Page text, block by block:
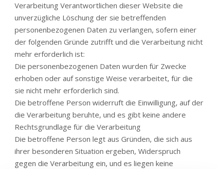
Verarbeitung Verantwortlichen dieser Website die
unverzügliche Löschung der sie betreffenden
personenbezogenen Daten zu verlangen, sofern einer
der folgenden Gründe zutrifft und die Verarbeitung nicht
mehr erforderlich ist:
Die personenbezogenen Daten wurden für Zwecke
erhoben oder auf sonstige Weise verarbeitet, für die
sie nicht mehr erforderlich sind.
Die betroffene Person widerruft die Einwilligung, auf der
die Verarbeitung beruhte, und es gibt keine andere
Rechtsgrundlage für die Verarbeitung
Die betroffene Person legt aus Gründen, die sich aus
ihrer besonderen Situation ergeben, Widerspruch
gegen die Verarbeitung ein, und es liegen keine